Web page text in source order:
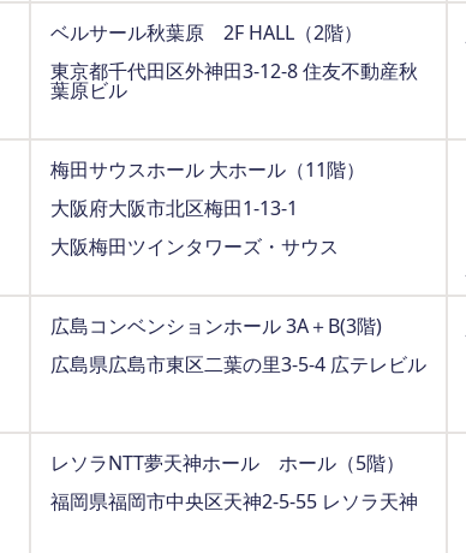
ベルサール秋葉原 2F HALL（2階）
東京都千代田区外神田3-12-8 住友不動産秋
葉原ビル
梅田サウスホール 大ホール（11階）
大阪府大阪市北区梅田1-13-1
大阪梅田ツインタワーズ・サウス
広島コンベンションホール 3A＋B(3階)
広島県広島市東区二葉の里3-5-4 広テレビル
レソラNTT夢天神ホール ホール（5階）
福岡県福岡市中央区天神2-5-55 レソラ天神